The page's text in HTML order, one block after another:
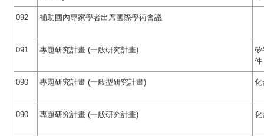
092 補助國內專家學者出席國際學術會議
091 專題研究計畫 (一般研究計畫)
矽
件
090 專題研究計畫 (一般型研究計畫) 化
090 專題研究計畫 (一般研究計畫) 化